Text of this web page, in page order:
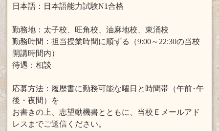
日本語：日本語能力試験N1合格
勤務地：太子校、旺角校、油麻地校、東涌校
勤務時間：担当授業時間に順ずる（9:00～22:30の当校
開講時間内）
待遇：相談
応募方法：履歴書に勤務可能な曜日と時間帯（午前･午
後・夜間）を
お書きの上、志望動機書とともに、当校Ｅメールアド
レスまでご送信ください。